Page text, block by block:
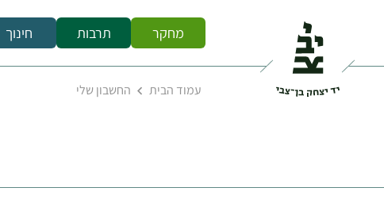
מחקר תרבות חינוך
עמוד הבית החשבון שלי